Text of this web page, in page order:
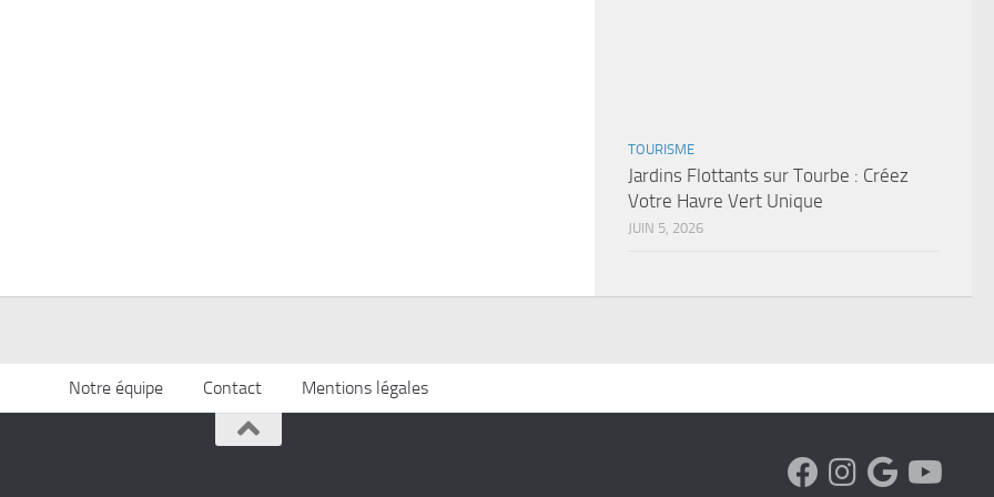
TOURISME
Jardins Flottants sur Tourbe : Créez
Votre Havre Vert Unique
JUIN 5, 2026
Notre équipe Contact Mentions légales